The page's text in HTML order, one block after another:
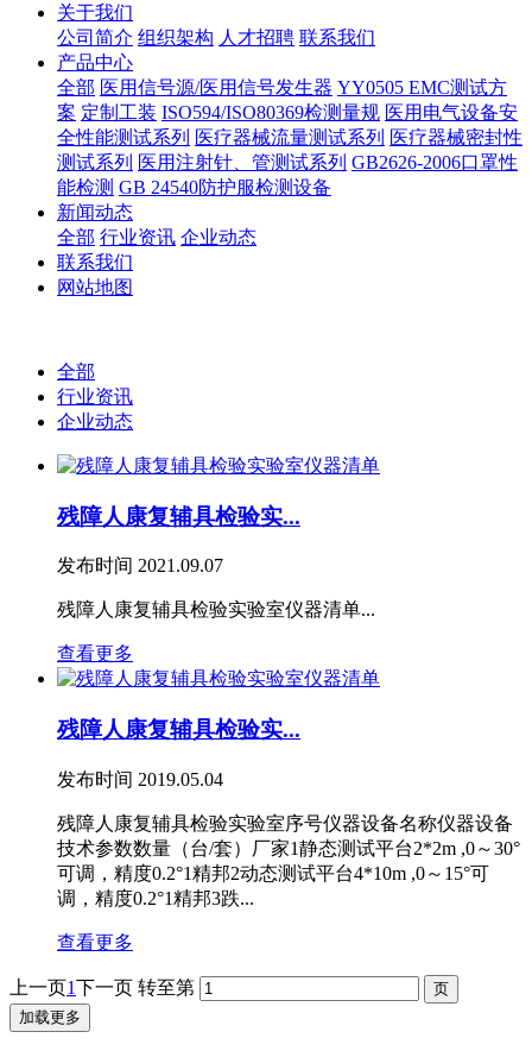
关于我们
公司简介 组织架构 人才招聘 联系我们
产品中心
全部 医用信号源/医用信号发生器 YY0505 EMC测试方
案 定制工装 ISO594/ISO80369检测量规 医用电气设备安
全性能测试系列 医疗器械流量测试系列 医疗器械密封性
测试系列 医用注射针、管测试系列 GB2626-2006口罩性
能检测 GB 24540防护服检测设备
新闻动态
全部 行业资讯 企业动态
联系我们
网站地图
全部
行业资讯
企业动态
残障人康复辅具检验实...
发布时间 2021.09.07
残障人康复辅具检验实验室仪器清单...
查看更多
残障人康复辅具检验实...
发布时间 2019.05.04
残障人康复辅具检验实验室序号仪器设备名称仪器设备
技术参数数量（台/套）厂家1静态测试平台2*2m ,0～30°
可调，精度0.2°1精邦2动态测试平台4*10m ,0～15°可
调，精度0.2°1精邦3跌...
查看更多
上一页1下一页 转至第
加载更多